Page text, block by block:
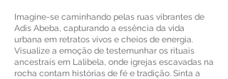
Imagine-se caminhando pelas ruas vibrantes de
Adis Abeba, capturando a essência da vida
urbana em retratos vivos e cheios de energia.
Visualize a emoção de testemunhar os rituais
ancestrais em Lalibela, onde igrejas escavadas na
rocha contam histórias de fé e tradição. Sinta a